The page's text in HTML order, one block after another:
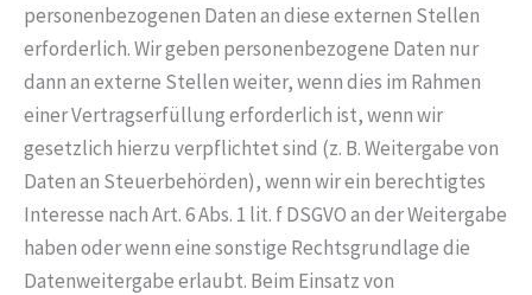
personenbezogenen Daten an diese externen Stellen
erforderlich. Wir geben personenbezogene Daten nur
dann an externe Stellen weiter, wenn dies im Rahmen
einer Vertragserfüllung erforderlich ist, wenn wir
gesetzlich hierzu verpflichtet sind (z. B. Weitergabe von
Daten an Steuerbehörden), wenn wir ein berechtigtes
Interesse nach Art. 6 Abs. 1 lit. f DSGVO an der Weitergabe
haben oder wenn eine sonstige Rechtsgrundlage die
Datenweitergabe erlaubt. Beim Einsatz von